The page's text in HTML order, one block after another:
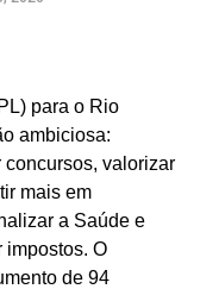
para o Rio
ambiciosa:
valorizar
mais em
a Saúde e
impostos. O
de 94